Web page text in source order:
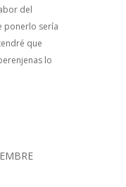
del
ponerlo sería
que
lo